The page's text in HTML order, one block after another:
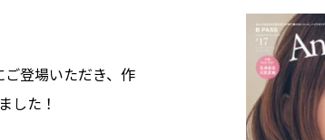
登場いただき、作
した！